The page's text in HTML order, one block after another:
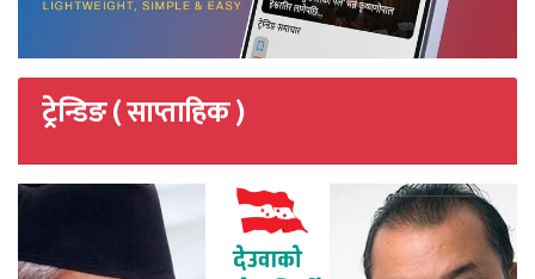
ट्रेन्डिङ ( साप्ताहिक )